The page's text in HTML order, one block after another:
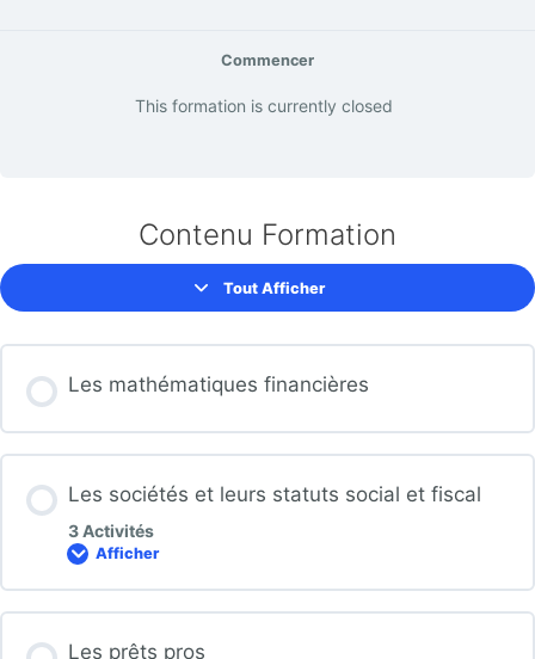
Commencer
This formation is currently closed
Contenu Formation
Tout Afficher
Modules
Les mathématiques financières
Les sociétés et leurs statuts social et fiscal
3 Activités
Afficher
Les
et
leurs
social
Les prêts pros